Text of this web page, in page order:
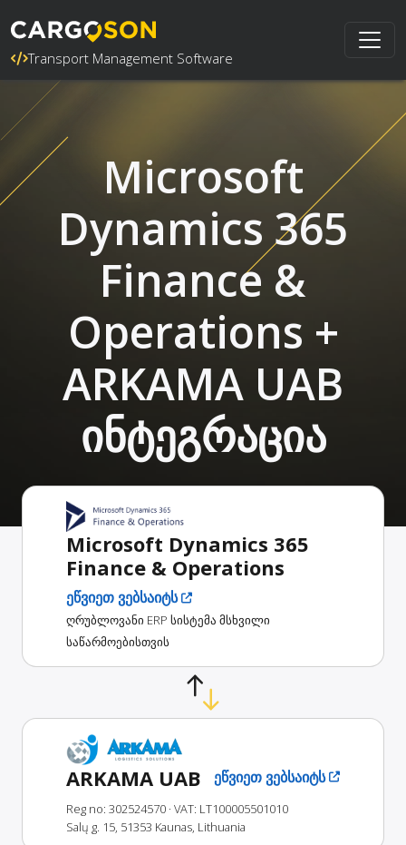
Transport Management Software
Microsoft
Dynamics 365
Finance &
Operations +
ARKAMA UAB
ინტეგრაცია
Microsoft Dynamics 365
Finance & Operations
ეწვიეთ ვებსაიტს
ღრუბლოვანი ERP სისტემა მსხვილი
საწარმოებისთვის
ARKAMA UAB ეწვიეთ ვებსაიტს
Reg no: 302524570 · VAT: LT100005501010
Salų g. 15, 51353 Kaunas, Lithuania